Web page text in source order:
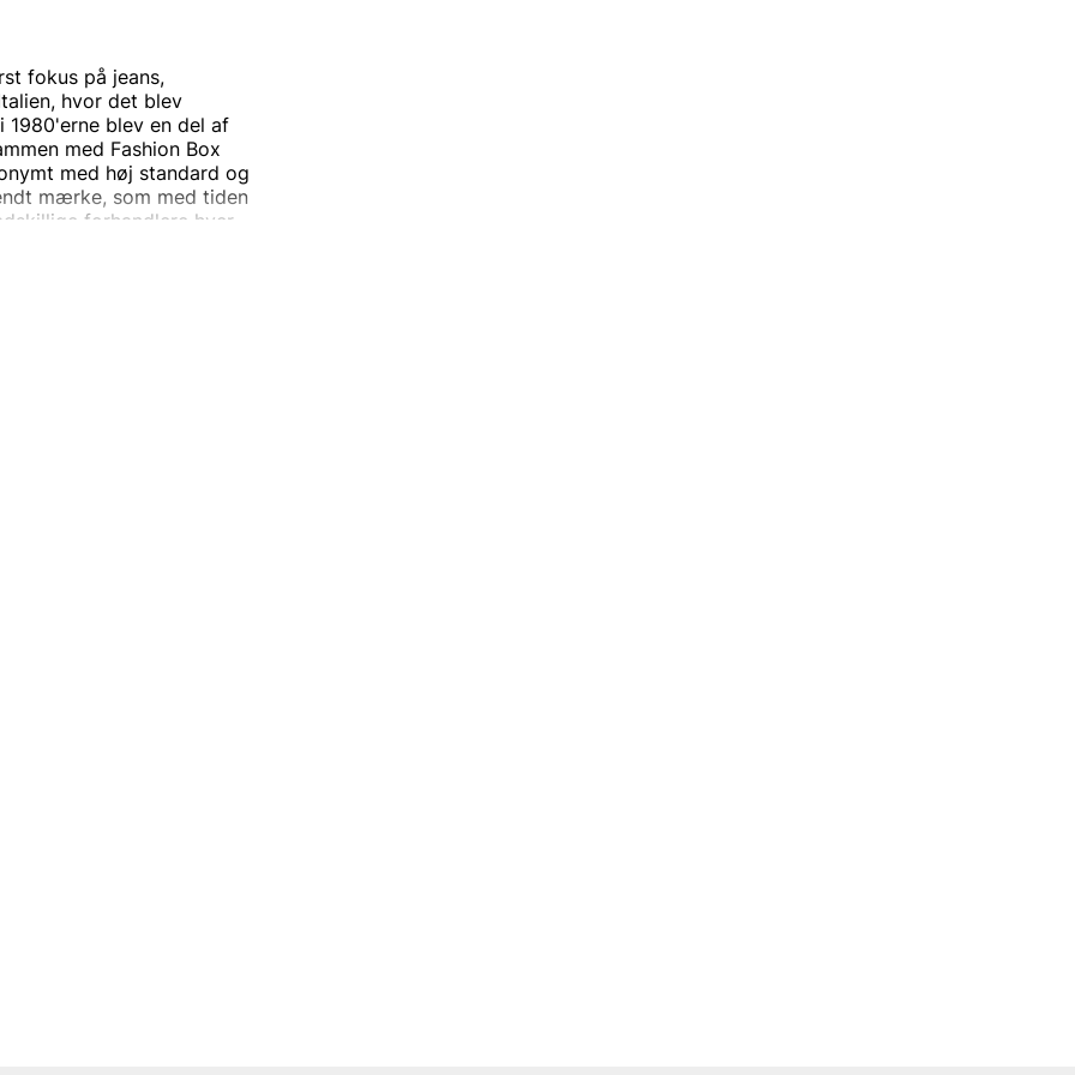
fokus på jeans,
hvor det blev
1980'erne blev en del af
med Fashion Box
med høj standard og
mærke, som med tiden
forhandlere hver
har ført mærket til
stil, der tilbyder
centrum, er
årene har været
stadig mærkets
finder du naturligvis
netop jeans. Andre
den klassiske
fremragende til et par
til at blive.
look har været
du Replay bukser til
mange andre produkter
jeans i forskellige
sko, solbriller, tasker,
alt til rigtig gode priser.
ikke mindst vist sig i
der varer i